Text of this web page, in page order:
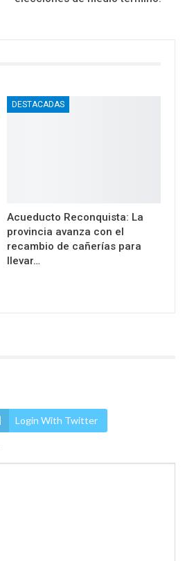
DESTACADAS
Acueducto Reconquista: La
provincia avanza con el
recambio de cañerías para
llevar…
Login With Twitter